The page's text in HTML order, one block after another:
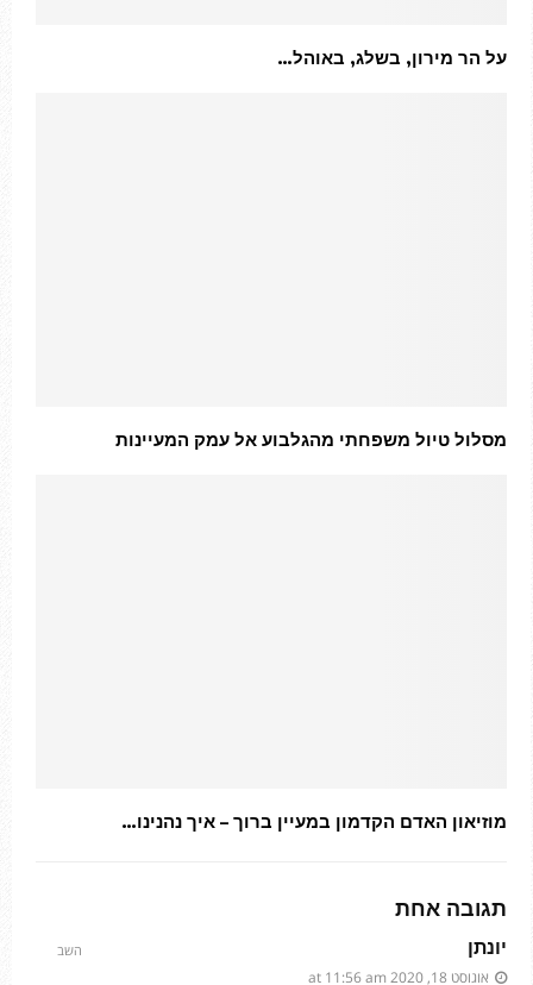
על הר מירון, בשלג, באוהל…
מסלול טיול משפחתי מהגלבוע אל עמק המעיינות
מוזיאון האדם הקדמון במעיין ברוך – איך נהנינו…
תגובה אחת
יונתן
אוגוסט 18, 2020 at 11:56 am
השב